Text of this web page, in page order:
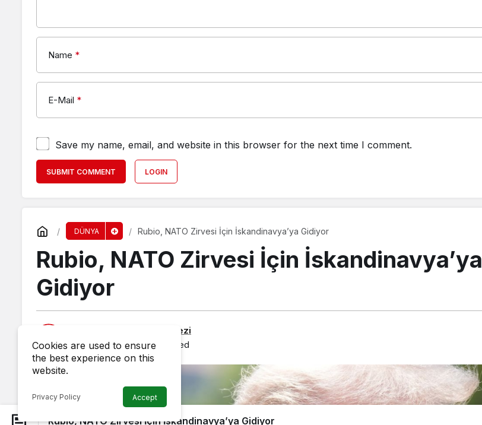
Name *
E-Mail *
Save my name, email, and website in this browser for the next time I comment.
SUBMIT COMMENT LOGIN
DÜNYA Rubio, NATO Zirvesi İçin İskandinavya’ya Gidiyor
Rubio, NATO Zirvesi İçin İskandinavya’ya
Gidiyor
Haber Merkezi
20 May 2026, 07:51published
Rubio, NATO Zirvesi İçin İskandinavya’ya Gidiyor
Cookies are used to ensure
the best experience on this
website.
Privacy Policy Accept